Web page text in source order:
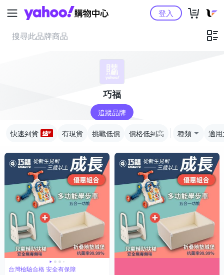
Yahoo購物中心登入
巧福
追蹤品牌
快速到貨 有現貨 挑戰低價 價格低到高 種類 適
台灣檢驗合格 安全有保障